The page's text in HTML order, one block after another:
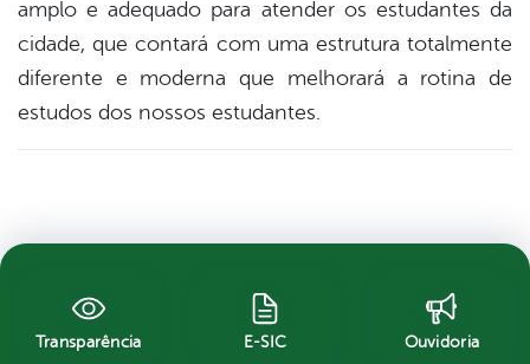
amplo e adequado para atender os estudantes da
cidade, que contará com uma estrutura totalmente
diferente e moderna que melhorará a rotina de
estudos dos nossos estudantes.
Transparência E-SIC Ouvidoria